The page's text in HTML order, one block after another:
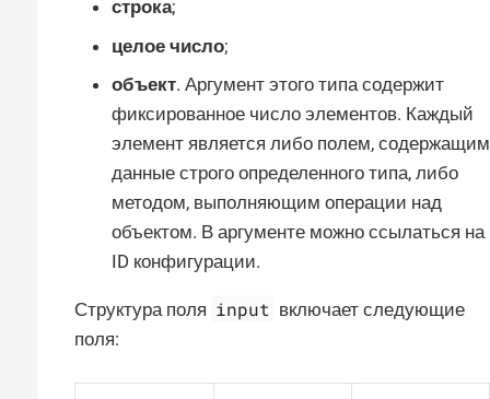
строка;
целое число;
объект. Аргумент этого типа содержит
фиксированное число элементов. Каждый
элемент является либо полем, содержащим
данные строго определенного типа, либо
методом, выполняющим операции над
объектом. В аргументе можно ссылаться на
ID конфигурации.
Структура поля input включает следующие
поля: